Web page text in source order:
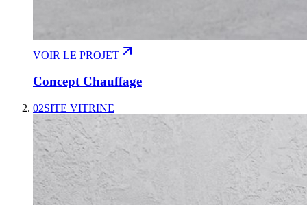
VOIR LE PROJET
Concept Chauffage
02SITE VITRINE